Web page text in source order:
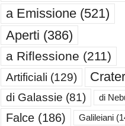
a Emissione(521)
Aperti (386)
a Riflessione (211)
Artificiali (129)
di Galassie (81) di
Falce(186) Galileiani